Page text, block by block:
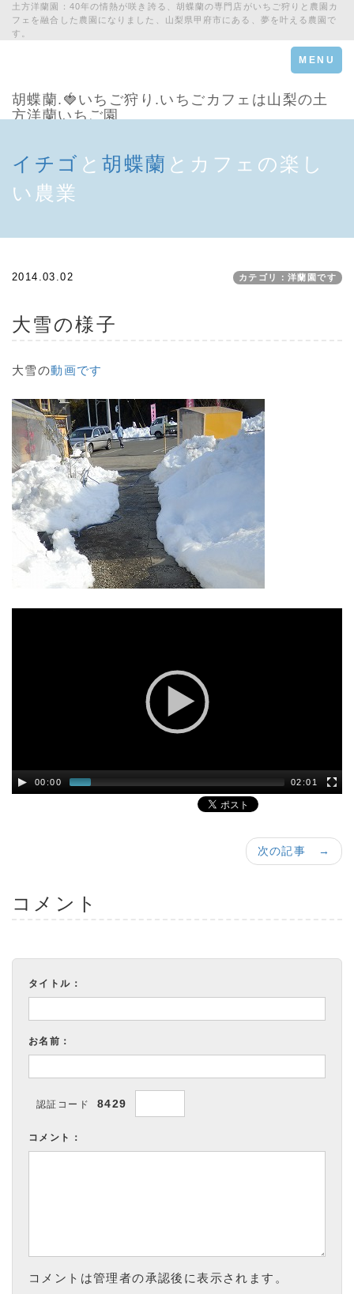
土方洋蘭園：40年の情熱が咲き誇る、胡蝶蘭の専門店がいちご狩りと農園カ
フェを融合した農園になりました、山梨県甲府市にある、夢を叶える農園で
す。
Toggle
navigation
MENU
胡蝶蘭.🍓いちご狩り.いちごカフェは山梨の土
方洋蘭いちご園
イチゴ と 胡蝶蘭 とカフェの楽し
い農業
2014.03.02 カテゴリ：洋蘭園です
大雪の様子
大雪の動画です
00:00 02:01
次の記事 →
コメント
タイトル：
お名前：
認証コード 8429
コメント：
コメントは管理者の承認後に表示されます。